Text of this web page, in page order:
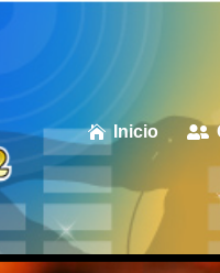
 Inicio 